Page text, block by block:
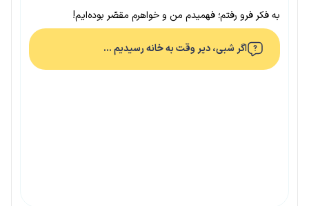
به فکر فرو رفتم؛ فهمیدم من و خواهرم مقصّر بوده‌ایم!
اگر شبی، دیر وقت به خانه رسیدیم …